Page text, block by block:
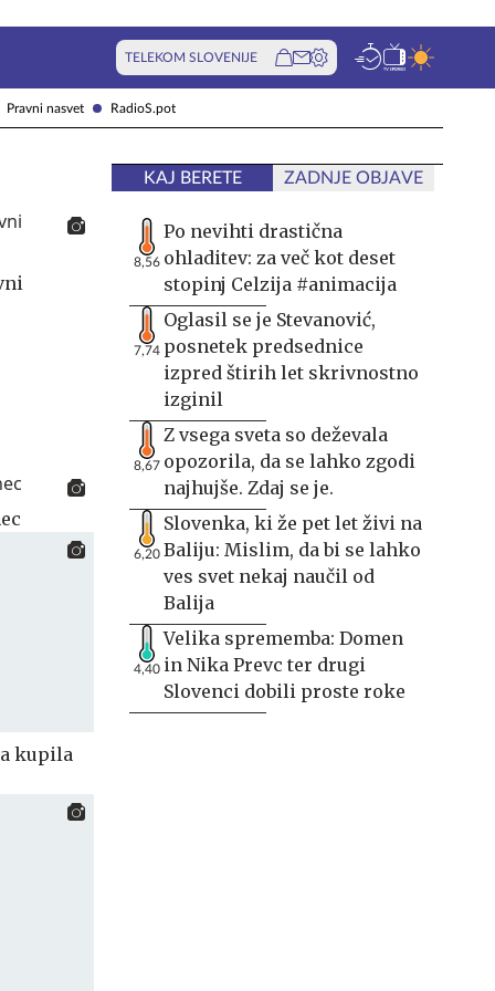
Pravni nasvet RadioS.pot
TELEKOM SLOVENIJE
kupila
KAJ BERETE ZADNJE OBJAVE
8,56
Po nevihti drastična
ohladitev: za več kot deset
stopinj Celzija #animacija
7,74
Oglasil se je Stevanović,
posnetek predsednice
izpred štirih let skrivnostno
izginil
8,67
Z vsega sveta so deževala
opozorila, da se lahko zgodi
najhujše. Zdaj se je.
6,20
Slovenka, ki že pet let živi na
Baliju: Mislim, da bi se lahko
ves svet nekaj naučil od
Balija
4,40
Velika sprememba: Domen
in Nika Prevc ter drugi
Slovenci dobili proste roke